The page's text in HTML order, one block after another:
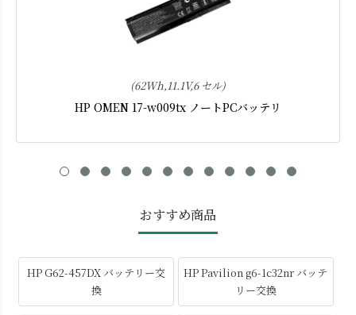
(62Wh,11.1V,6 セル)
HP OMEN 17-w009tx ノートPCバッテリ
おすすめ商品
HP G62-457DX バッテリー交
換
HP Pavilion g6-1c32nr バッテ
リー交換